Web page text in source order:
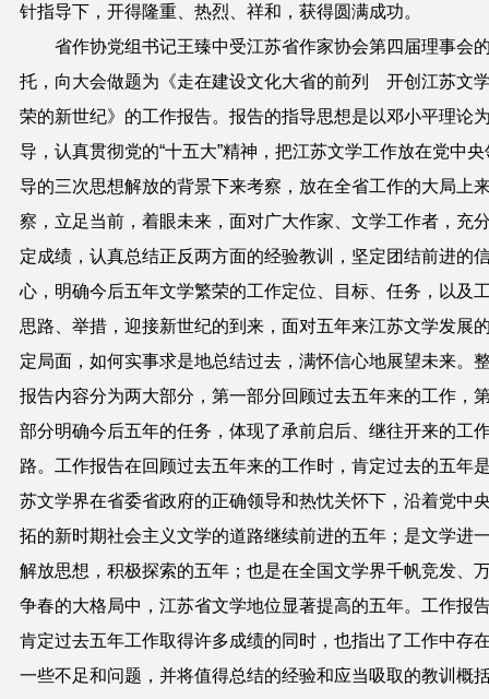
针指导下，开得隆重、热烈、祥和，获得圆满成功。
省作协党组书记王臻中受江苏省作家协会第四届理事会
托，向大会做题为《走在建设文化大省的前列 开创江苏文
荣的新世纪》的工作报告。报告的指导思想是以邓小平理论
导，认真贯彻党的“十五大”精神，把江苏文学工作放在党中央
导的三次思想解放的背景下来考察，放在全省工作的大局上
察，立足当前，着眼未来，面对广大作家、文学工作者，充
定成绩，认真总结正反两方面的经验教训，坚定团结前进的
心，明确今后五年文学繁荣的工作定位、目标、任务，以及
思路、举措，迎接新世纪的到来，面对五年来江苏文学发展
定局面，如何实事求是地总结过去，满怀信心地展望未来。
报告内容分为两大部分，第一部分回顾过去五年来的工作，
部分明确今后五年的任务，体现了承前启后、继往开来的工
路。工作报告在回顾过去五年来的工作时，肯定过去的五年
苏文学界在省委省政府的正确领导和热忱关怀下，沿着党中
拓的新时期社会主义文学的道路继续前进的五年；是文学进
解放思想，积极探索的五年；也是在全国文学界千帆竞发、
争春的大格局中，江苏省文学地位显著提高的五年。工作报
肯定过去五年工作取得许多成绩的同时，也指出了工作中存
一些不足和问题，并将值得总结的经验和应当吸取的教训概